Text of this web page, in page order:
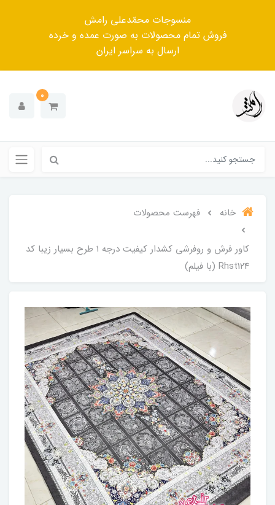
منسوجات محمّدعلی رامش
فروش تمام محصولات به صورت عمده و خرده
ارسال به سراسر ایران
0
خانه فهرست محصولات
کاور فرش و روفرشی کشدار کیفیت درجه ۱ طرح بسیار زیبا کد
Rhst124 (با فیلم)